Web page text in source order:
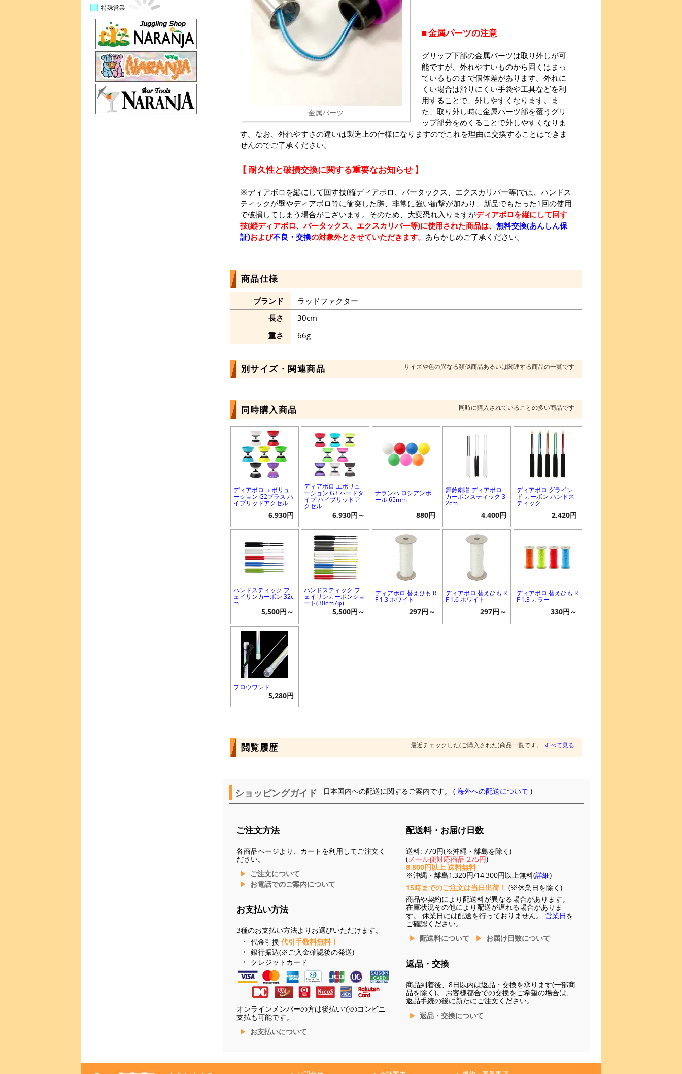
特殊営業
金属パーツ
金属パーツの注意
グリップ下部の金属パーツは取り外しが可
能ですが、外れやすいものから固くはまっ
ているものまで個体差があります。外れに
くい場合は滑りにくい手袋や工具などを利
用することで、外しやすくなります。ま
た、取り外し時に金属パーツ部を覆うグリ
ップ部分をめくることで外しやすくなりま
す。なお、外れやすさの違いは製造上の仕様になりますのでこれを理由に交換することはできま
せんのでご了承ください。
【 耐久性と破損交換に関する重要なお知らせ 】
※ディアボロを縦にして回す技(縦ディアボロ、バータックス、エクスカリバー等)では、ハンドス
ティックが壁やディアボロ等に衝突した際、非常に強い衝撃が加わり、新品でもたった1回の使用
で破損してしまう場合がございます。そのため、大変恐れ入りますがディアボロを縦にして回す
技(縦ディアボロ、バータックス、エクスカリバー等)に使用された商品は、 無料交換(あんしん保
証)および不良・交換の対象外とさせていただきます。 あらかじめご了承ください。
商品仕様
ブランド
ラッドファクター
長さ
30cm
重さ
66g
別サイズ・関連商品 サイズや色の異なる類似商品あるいは関連する商品の一覧です
同時購入商品 同時に購入されていることの多い商品です
ディアボロ エボリュ
ーション G2プラス ハ
イブリッドアクセル
6,930円
ディアボロ エボリュ
ーション G3 ハードタ
イプ ハイブリッドア
クセル
6,930円～
ナランハ ロシアンボ
ール 65mm
880円
舞鈴劇場 ディアボロ
カーボンスティック 3
2cm
4,400円
ディアボロ グライン
ド カーボン ハンドス
ティック
2,420円
ハンドスティック フ
ェイリンカーボン 32c
m
5,500円～
ハンドスティック フ
ェイリンカーボンショ
ート(30cm7φ)
5,500円～
ディアボロ 替えひも R
F 1.3 ホワイト
297円～
ディアボロ 替えひも R
F 1.6 ホワイト
297円～
ディアボロ 替えひも R
F 1.3 カラー
330円～
フロウワンド
5,280円
閲覧履歴 最近チェックした(ご購入された)商品一覧です。 すべて見る
ショッピングガイド 日本国内への配送に関するご案内です。 (海外への配送について )
ご注文方法
各商品ページより、カートを利用してご注文く
ださい。
ご注文について
お電話でのご案内について
お支払い方法
3種のお支払い方法よりお選びいただけます。
代金引換 代引手数料無料！
銀行振込(※ご入金確認後の発送)
クレジットカード
オンラインメンバーの方は後払いでのコンビニ
支払も可能です。
お支払いについて
配送料・お届け日数
送料: 770円(※沖縄・離島を除く)
(メール便対応商品 275円)
8,800円以上 送料無料
※沖縄・離島1,320円/14,300円以上無料(詳細)
15時までのご注文は当日出荷！ (※休業日を除く)
商品や契約により配送料が異なる場合があります。
在庫状況その他により配送が遅れる場合がありま
す。 休業日には配送を行っておりません。 営業日を
ご確認ください。
配送料について
お届け日数について
返品・交換
商品到着後、8日以内は返品・交換を承ります(一部商
品を除く)。 お客様都合での交換をご希望の場合は、
返品手続の後に新たにご注文ください。
返品・交換について